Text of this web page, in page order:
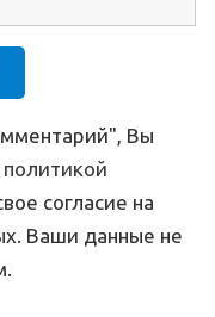
Вы
политикой
согласие на
Ваши данные не